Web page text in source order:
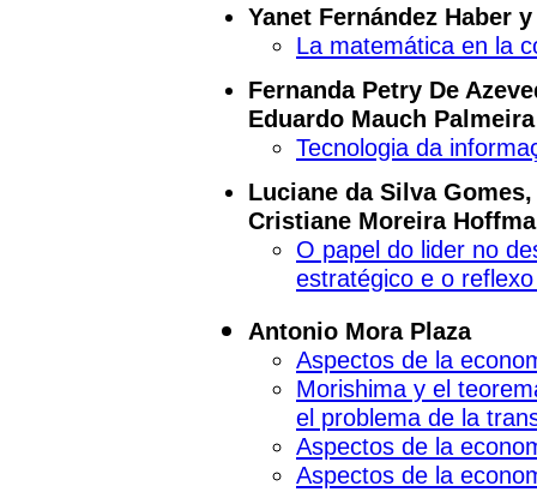
Yanet Fernández Haber
La matemática en la
Fernanda Petry De
Eduardo Mauch Palmeira
Tecnologia da
Luciane da Silva
Cristiane Moreira
O papel do lider no
estratégico e o
Antonio Mora Plaza
Aspectos de la
Morishima y el
el problema de la
Aspectos de la
Aspectos de la